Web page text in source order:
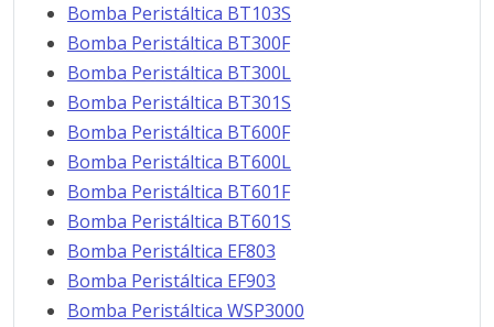
Bomba Peristáltica BT103S
Bomba Peristáltica BT300F
Bomba Peristáltica BT300L
Bomba Peristáltica BT301S
Bomba Peristáltica BT600F
Bomba Peristáltica BT600L
Bomba Peristáltica BT601F
Bomba Peristáltica BT601S
Bomba Peristáltica EF803
Bomba Peristáltica EF903
Bomba Peristáltica WSP3000